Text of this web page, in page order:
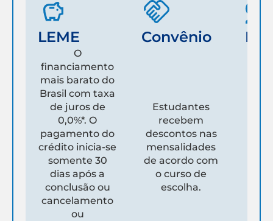
LEME
O
financiamento
mais barato do
Brasil com taxa
de juros de
0,0%*. O
pagamento do
crédito inicia-se
somente 30
dias após a
conclusão ou
cancelamento
ou
Convênio
Estudantes
recebem
descontos nas
mensalidades
de acordo com
o curso de
escolha.